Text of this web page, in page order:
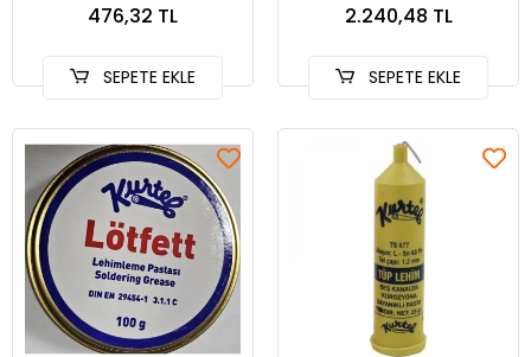
476,32 TL
SEPETE EKLE
2.240,48 TL
SEPETE EKLE